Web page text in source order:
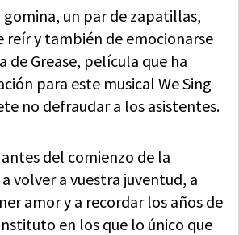
un par de zapatillas,
reír y también de emocionarse
de Grease, película que ha
para este musical We Sing
no defraudar a los asistentes.
del comienzo de la
volver a vuestra juventud, a
amor y a recordar los años de
en los que lo único que